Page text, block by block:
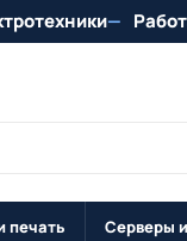
печать Серверы